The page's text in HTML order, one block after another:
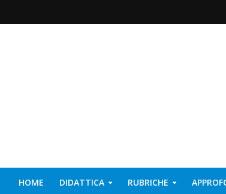
HOME DIDATTICA RUBRICHE